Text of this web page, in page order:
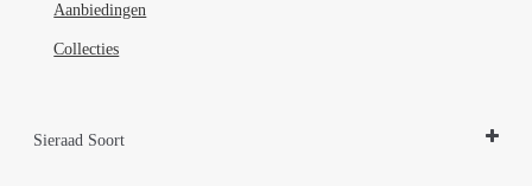
Aanbiedingen
Collecties
Sieraad Soort